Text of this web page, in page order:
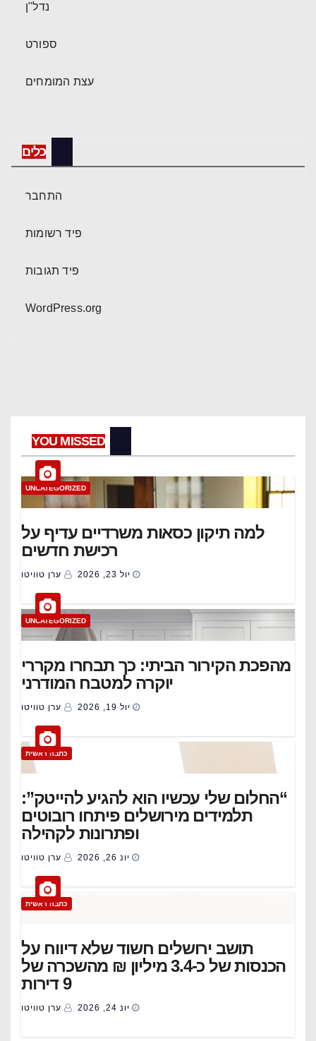
נדל"ן
ספורט
עצת המומחים
כלים
התחבר
פיד רשומות
פיד תגובות
WordPress.org
YOU MISSED
UNCATEGORIZED
למה תיקון כסאות משרדיים עדיף על
רכישת חדשים
יול 23, 2026 ערן טוויטו
UNCATEGORIZED
מהפכת הקירור הביתי: כך תבחרו מקררי
יוקרה למטבח המודרני
יול 19, 2026 ערן טוויטו
כתבה ראשית
“החלום שלי עכשיו הוא להגיע להייטק”:
תלמידים מירושלים פיתחו רובוטים
ופתרונות לקהילה
יונ 26, 2026 ערן טוויטו
כתבה ראשית
תושב ירושלים חשוד שלא דיווח על
הכנסות של כ-3.4 מיליון ₪ מהשכרה של
9 דירות
יונ 24, 2026 ערן טוויטו